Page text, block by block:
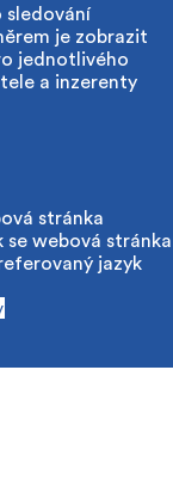
sledování
je zobrazit
jednotlivého
a inzerenty
stránka
webová stránka
jazyk